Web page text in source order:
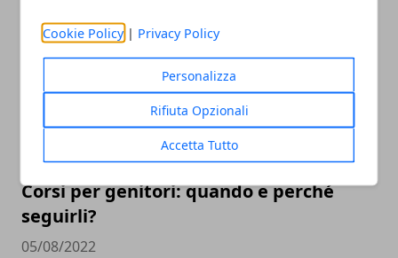
Cookie Policy | Privacy Policy
Personalizza
Rifiuta Opzionali
Accetta Tutto
Corsi per genitori: quando e perché
seguirli?
05/08/2022